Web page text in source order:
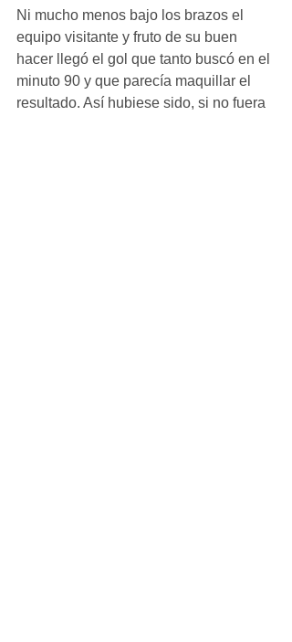
Ni mucho menos bajo los brazos el
equipo visitante y fruto de su buen
hacer llegó el gol que tanto buscó en el
minuto 90 y que parecía maquillar el
resultado. Así hubiese sido, si no fuera